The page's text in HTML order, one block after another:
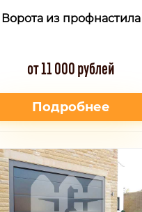
Ворота из профнастила
от 11 000 рублей
Подробнее